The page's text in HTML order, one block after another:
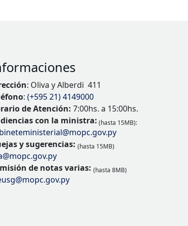
: Oliva y Alberdi 411
: (+595 21) 4149000
de Atención: 7:00hs. a 15:00hs.
con la ministra: (hasta 15MB):
y sugerencias: (hasta 15MB)
de notas varias: (hasta 8MB)